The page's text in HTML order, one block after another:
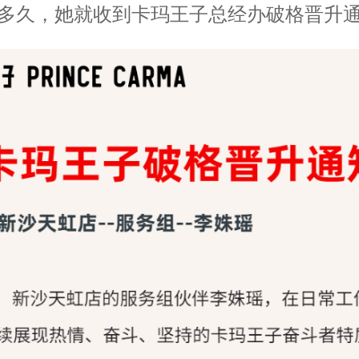
久，她就收到卡玛王子总经办破格晋升